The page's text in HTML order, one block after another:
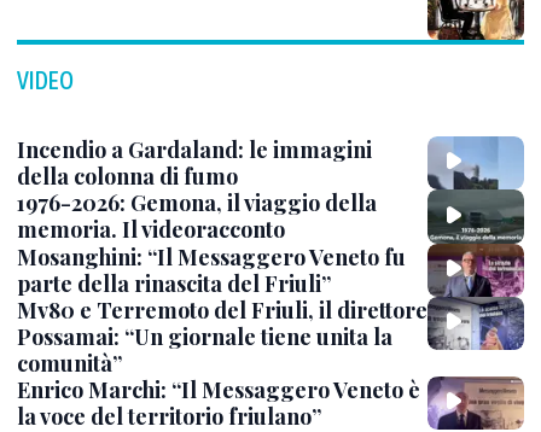
VIDEO
Incendio a Gardaland: le immagini
della colonna di fumo
1976-2026: Gemona, il viaggio della
memoria. Il videoracconto
Mosanghini: “Il Messaggero Veneto fu
parte della rinascita del Friuli”
Mv80 e Terremoto del Friuli, il direttore
Possamai: “Un giornale tiene unita la
comunità”
Enrico Marchi: “Il Messaggero Veneto è
la voce del territorio friulano”